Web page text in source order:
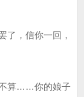
，信你一回，
……你的娘子